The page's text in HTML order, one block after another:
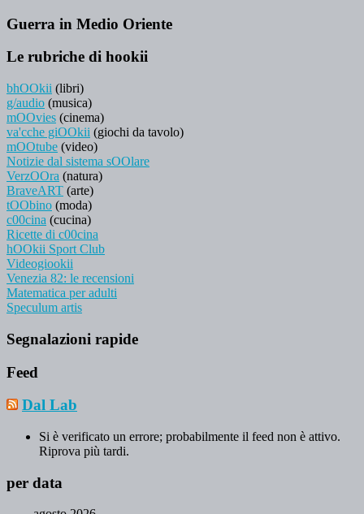
Guerra in Medio Oriente
Le rubriche di hookii
bhOOkii (libri)
g/audio (musica)
mOOvies (cinema)
va'cche giOOkii (giochi da tavolo)
mOOtube (video)
Notizie dal sistema sOOlare
VerzOOra (natura)
BraveART (arte)
tOObino (moda)
c00cina (cucina)
Ricette di c00cina
hOOkii Sport Club
Videogiookii
Venezia 82: le recensioni
Matematica per adulti
Speculum artis
Segnalazioni rapide
Feed
Dal Lab
Si è verificato un errore; probabilmente il feed non è attivo.
Riprova più tardi.
per data